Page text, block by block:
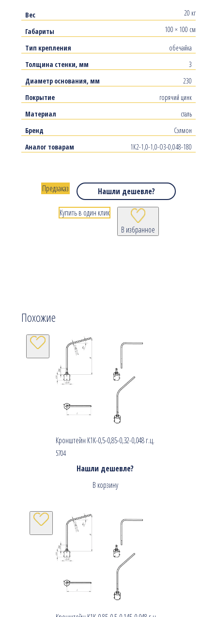
Вес
20 кг
Габариты
100 × 100 см
Тип крепления
обечайка
Толщина стенки, мм
3
Диаметр основания, мм
230
Покрытие
горячий цинк
Материал
сталь
Бренд
Сэлмон
Аналог товарам
1К2-1,0-1,0-О3-0,048-180
Нашли дешевле?
В избранное
Предзаказ
Купить в один клик
Похожие
Кронштейн К1К-0,5-0,85-0,32-0,048 г.ц.
5704
Нашли дешевле?
В корзину